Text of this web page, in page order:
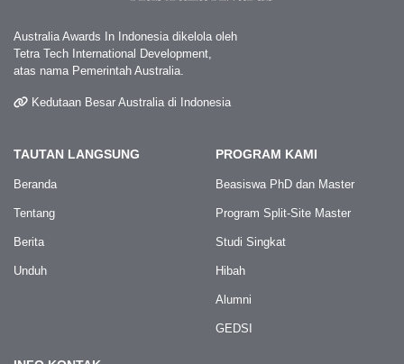
Australia Awards In Indonesia dikelola oleh
Tetra Tech International Development,
atas nama Pemerintah Australia.
Kedutaan Besar Australia di Indonesia
TAUTAN LANGSUNG
Beranda
Tentang
Berita
Unduh
PROGRAM KAMI
Beasiswa PhD dan Master
Program Split-Site Master
Studi Singkat
Hibah
Alumni
GEDSI